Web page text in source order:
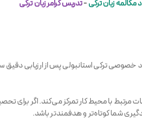
مکالمه زبان ترکی-تدریس گرامر زبان ترکی
خصوصی ترکی استانبولی پس از ارزیابی
با محیط کار تمرکز می‌کند. اگر برای
شما کوتاه‌تر و هدفمندتر باشد.